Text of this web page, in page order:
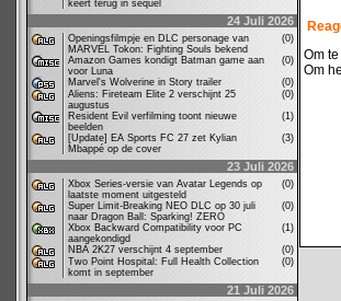
keert terug in sequel
24 Juli 2026
Openingsfilmpje en DLC personage van
MARVEL Tokon: Fighting Souls bekend
(0)
Amazon Games kondigt Batman game aan
voor Luna
(0)
Marvel's Wolverine in Story trailer
(0)
Aliens: Fireteam Elite 2 verschijnt 25
augustus
(0)
Resident Evil verfilming toont nieuwe
beelden
(1)
[Update] EA Sports FC 27 zet Kylian
Mbappé op de cover
(3)
23 Juli 2026
Xbox Series-versie van Avatar Legends op
laatste moment uitgesteld
(0)
Super Limit-Breaking NEO DLC op 30 juli
naar Dragon Ball: Sparking! ZERO
(0)
Xbox Backward Compatibility voor PC
aangekondigd
(1)
NBA 2K27 verschijnt 4 september
(0)
Two Point Hospital: Full Health Collection
komt in september
(0)
21 Juli 2026
Om
Om